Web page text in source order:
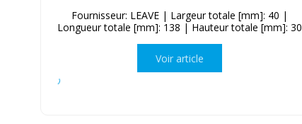
Fournisseur: LEAVE | Largeur totale [mm]: 40 |
Longueur totale [mm]: 138 | Hauteur totale [mm]: 30
Voir article